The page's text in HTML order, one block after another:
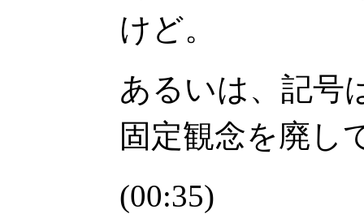
けど。
あるいは、記号
固定観念を廃し
(00:35)